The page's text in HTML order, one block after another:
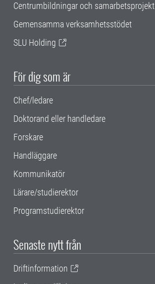
Centrumbildningar och samarbetsprojekt
Gemensamma verksamhetsstödet
SLU Holding
För dig som är
Chef/ledare
Doktorand eller handledare
Forskare
Handläggare
Kommunikatör
Lärare/studierektor
Programstudierektor
Senaste nytt från
Driftinformation